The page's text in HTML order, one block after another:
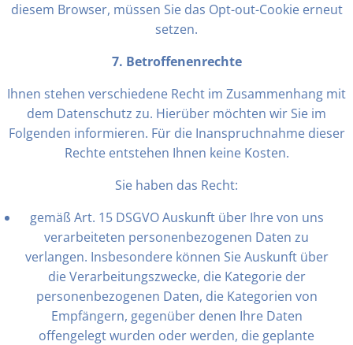
diesem Browser, müssen Sie das Opt-out-Cookie erneut
setzen.
7. Betroffenenrechte
Ihnen stehen verschiedene Recht im Zusammenhang mit
dem Datenschutz zu. Hierüber möchten wir Sie im
Folgenden informieren. Für die Inanspruchnahme dieser
Rechte entstehen Ihnen keine Kosten.
Sie haben das Recht:
gemäß Art. 15 DSGVO Auskunft über Ihre von uns
verarbeiteten personenbezogenen Daten zu
verlangen. Insbesondere können Sie Auskunft über
die Verarbeitungszwecke, die Kategorie der
personenbezogenen Daten, die Kategorien von
Empfängern, gegenüber denen Ihre Daten
offengelegt wurden oder werden, die geplante